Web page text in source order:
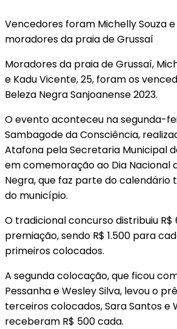
Vencedores foram Michelly Souza
moradores da praia de Grussaí
Moradores da praia de Grussaí,
e Kadu Vicente, 25, foram os
Beleza Negra Sanjoanense 2023.
O evento aconteceu na segunda-
Sambagode da Consciência,
Atafona pela Secretaria Municipal
em comemoração ao Dia Nacional
Negra, que faz parte do calendário
do município.
O tradicional concurso distribuiu R$
premiação, sendo R$ 1.500 para
primeiros colocados.
A segunda colocação, que ficou
Pessanha e Wesley Silva, levou o
terceiros colocados, Sara Santos e
receberam R$ 500 cada.